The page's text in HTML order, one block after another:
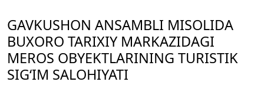
GAVKUSHON ANSAMBLI MISOLIDA
BUXORO TARIXIY MARKAZIDAGI
MEROS OBYEKTLARINING TURISTIK
SIG‘IM SALOHIYATI